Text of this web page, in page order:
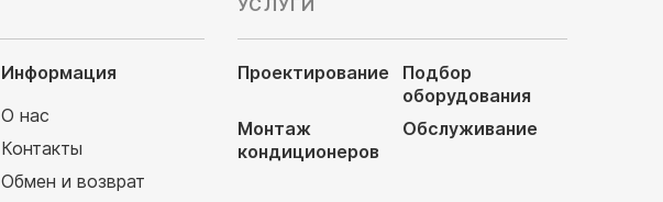
Информация
О нас
Контакты
Обмен и возврат
УСЛУГИ
Проектирование
Подбор
оборудования
Монтаж
кондиционеров
Обслуживание